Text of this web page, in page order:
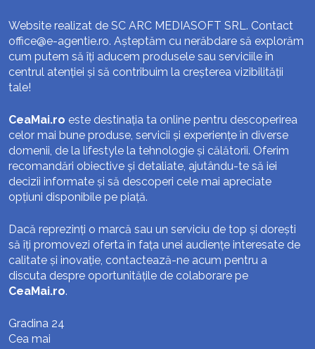
Website realizat de SC ARC MEDIASOFT SRL. Contact
office@e-agentie.ro. Așteptăm cu nerăbdare să explorăm
cum putem să îți aducem produsele sau serviciile în
centrul atenției și să contribuim la creșterea vizibilității
tale!
CeaMai.ro este destinația ta online pentru descoperirea
celor mai bune produse, servicii și experiențe în diverse
domenii, de la lifestyle la tehnologie și călătorii. Oferim
recomandări obiective și detaliate, ajutându-te să iei
decizii informate și să descoperi cele mai apreciate
opțiuni disponibile pe piață.
Dacă reprezinți o marcă sau un serviciu de top și dorești
să îți promovezi oferta în fața unei audiențe interesate de
calitate și inovație, contactează-ne acum pentru a
discuta despre oportunitățile de colaborare pe
CeaMai.ro.
Gradina 24
Cea mai